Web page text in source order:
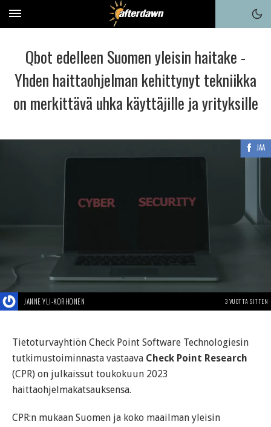
Qbot edelleen Suomen yleisin haitake -
Yhden haittaohjelman kehittynyt tekniikka
on merkittävä uhka käyttäjille ja yrityksille
JAA
JANNE YLI-KORHONEN 3 VUOTTA SITTEN
Tietoturvayhtiön Check Point Software Technologiesin
tutkimustoiminnasta vastaava Check Point Research
(CPR) on julkaissut toukokuun 2023
haittaohjelmakatsauksensa.
CPR:n mukaan Suomen ja koko maailman yleisin